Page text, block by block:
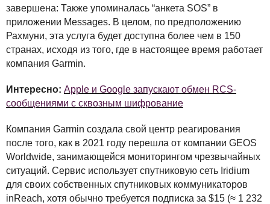
завершена: Также упоминалась “анкета SOS” в
приложении Messages. В целом, по предположению
Рахмуни, эта услуга будет доступна более чем в 150
странах, исходя из того, где в настоящее время работает
компания Garmin.
Интересно: Apple и Google запускают обмен RCS-
сообщениями с сквозным шифрование
Компания Garmin создала свой центр реагирования
после того, как в 2021 году перешла от компании GEOS
Worldwide, занимающейся мониторингом чрезвычайных
ситуаций. Сервис использует спутниковую сеть Iridium
для своих собственных спутниковых коммуникаторов
inReach, хотя обычно требуется подписка за $15 (≈ 1 232